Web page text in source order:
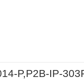
P,P2B-IP-